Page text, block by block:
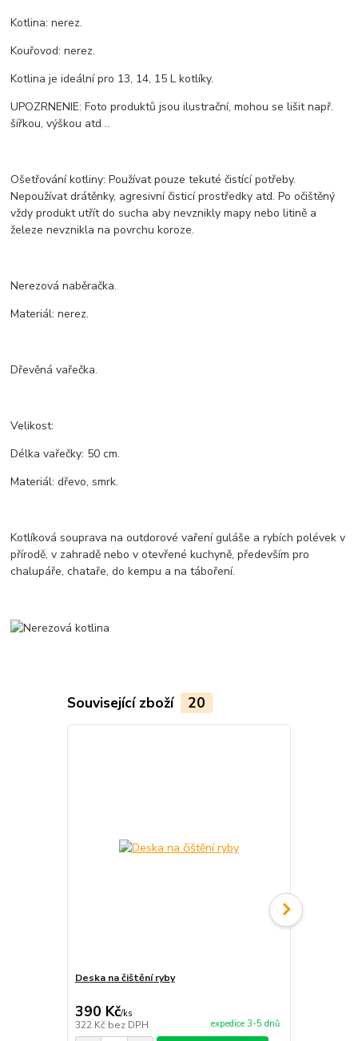
Kotlina: nerez.
Kouřovod: nerez.
Kotlina je ideální pro 13, 14, 15 L kotlíky.
UPOZRNENIE: Foto produktů jsou ilustrační, mohou se lišit např.
šířkou, výškou atd ..
Ošetřování kotliny: Používat pouze tekuté čistící potřeby.
Nepoužívat drátěnky, agresivní čisticí prostředky atd. Po očištěný
vždy produkt utřít do sucha aby nevznikly mapy nebo litině a
železe nevznikla na povrchu koroze.
Nerezová naběračka.
Materiál: nerez.
Dřevěná vařečka.
Velikost:
Délka vařečky: 50 cm.
Materiál: dřevo, smrk.
Kotlíková souprava na outdorové vaření guláše a rybích polévek v
přírodě, v zahradě nebo v otevřené kuchyně, především pro
chalupáře, chataře, do kempu a na táboření.
Související zboží 20
Deska na čištění ryby
390 Kč/ks
322 Kč bez DPH expedice 3-5 dnů